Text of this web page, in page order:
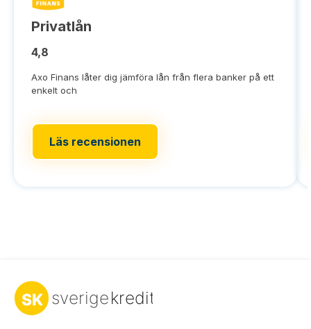
Privatlån
4,8
Axo Finans låter dig jämföra lån från flera banker på ett
enkelt och
Läs recensionen